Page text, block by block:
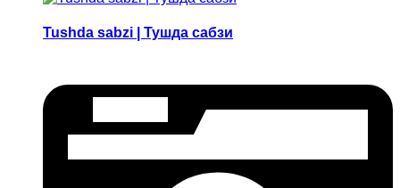
Tushda sabzi | Тушда сабзи